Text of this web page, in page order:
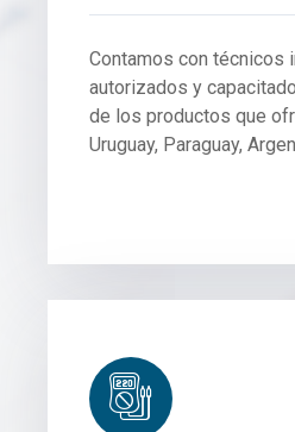
Contamos con técnicos
autorizados y
de los productos que
Uruguay, Paraguay,